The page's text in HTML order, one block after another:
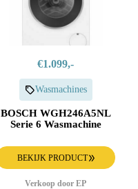
€1.099,-
Wasmachines
BOSCH WGH246A5NL
Serie 6 Wasmachine
BEKIJK PRODUCT
Verkoop door EP